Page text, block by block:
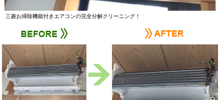
三菱お掃除機能付きエアコンの完全分解クリーニング！